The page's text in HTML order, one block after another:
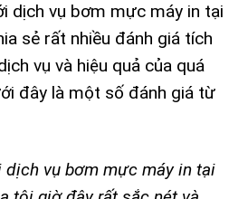
dịch vụ bơm mực máy in tại
sẻ rất nhiều đánh giá tích
vụ và hiệu quả của quá
đây là một số đánh giá từ
dịch vụ bơm mực máy in tại